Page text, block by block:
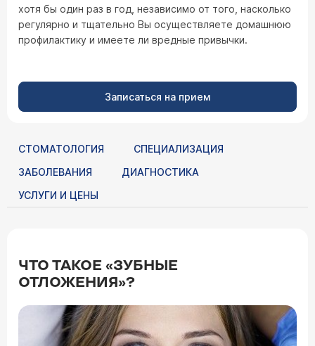
хотя бы один раз в год, независимо от того, насколько
регулярно и тщательно Вы осуществляете домашнюю
профилактику и имеете ли вредные привычки.
Записаться на прием
СТОМАТОЛОГИЯ
СПЕЦИАЛИЗАЦИЯ
ЗАБОЛЕВАНИЯ
ДИАГНОСТИКА
УСЛУГИ И ЦЕНЫ
ЧТО ТАКОЕ «ЗУБНЫЕ
ОТЛОЖЕНИЯ»?